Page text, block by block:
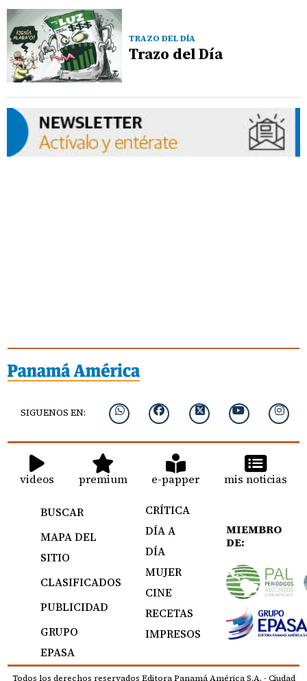
TRAZO DEL DÍA
Trazo del Día
SIGUENOS EN:
videos premium e-papper mis noticias
BUSCAR
MAPA DEL
SITIO
CLASIFICADOS
PUBLICIDAD
GRUPO
EPASA
CRÍTICA
DÍA A
DÍA
MUJER
CINE
RECETAS
IMPRESOS
MIEMBRO
DE:
Todos los derechos reservados Editora Panamá América S.A. - Ciudad